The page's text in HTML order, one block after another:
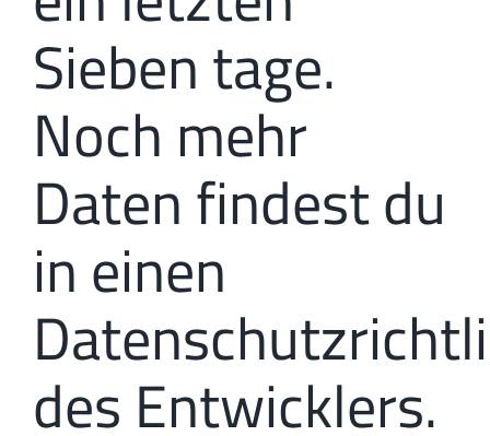
Sieben tage.
Noch mehr
Daten findest du
in einen
des Entwicklers.